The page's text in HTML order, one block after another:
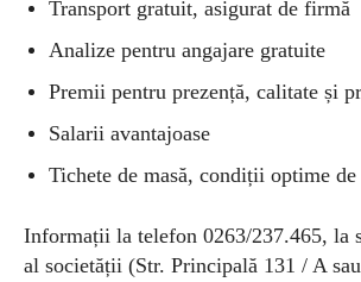
Transport gratuit, asigurat de firmă
Analize pentru angajare gratuite
Premii pentru prezență, calitate și
Salarii avantajoase
Tichete de masă, condiții optime de
Informații la telefon 0263/237.465, la
al societății (Str. Principală 131 / A